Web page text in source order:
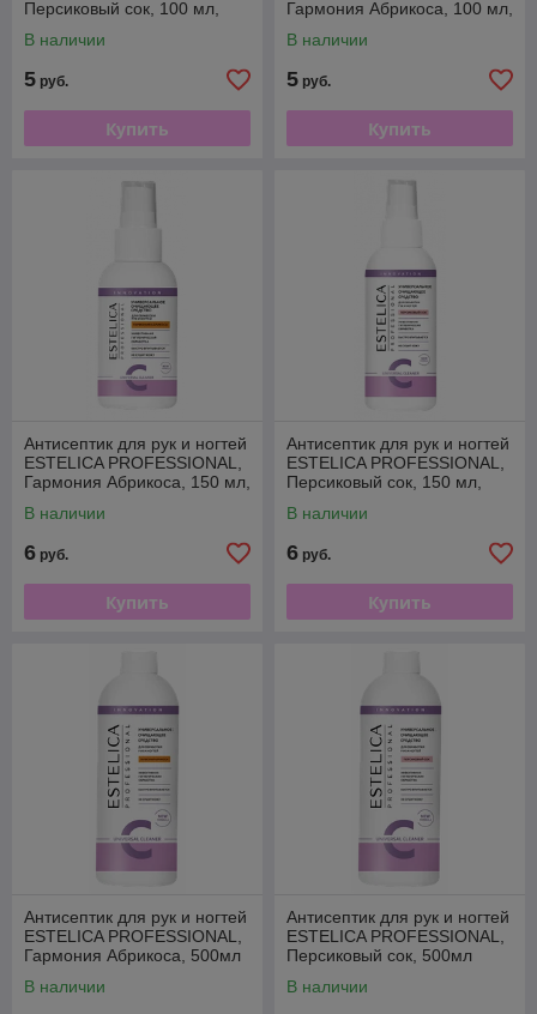
Персиковый сок, 100 мл,
В наличии
5 руб.
Купить
Гармония Абрикоса, 100 мл,
В наличии
5 руб.
Купить
Антисептик для рук и ногтей
ESTELICA PROFESSIONAL,
Гармония Абрикоса, 150 мл,
В наличии
6 руб.
Купить
Антисептик для рук и ногтей
ESTELICA PROFESSIONAL,
Персиковый сок, 150 мл,
В наличии
6 руб.
Купить
Антисептик для рук и ногтей
ESTELICA PROFESSIONAL,
Гармония Абрикоса, 500мл
В наличии
Антисептик для рук и ногтей
ESTELICA PROFESSIONAL,
Персиковый сок, 500мл
В наличии